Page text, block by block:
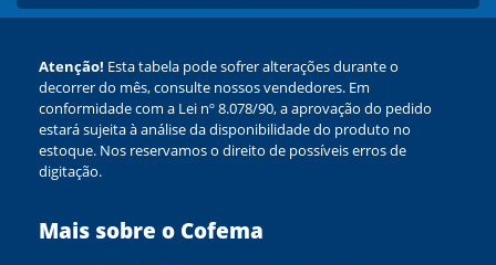
Atenção! Esta tabela pode sofrer alterações durante o
decorrer do mês, consulte nossos vendedores. Em
conformidade com a Lei nº 8.078/90, a aprovação do pedido
estará sujeita à análise da disponibilidade do produto no
estoque. Nos reservamos o direito de possíveis erros de
digitação.
Mais sobre o Cofema